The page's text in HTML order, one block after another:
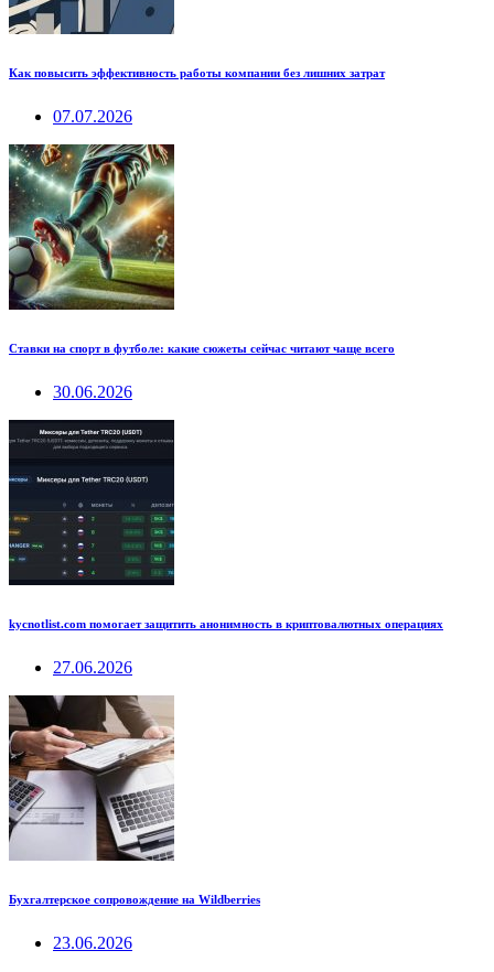
Как повысить эффективность работы компании без лишних затрат
07.07.2026
Ставки на спорт в футболе: какие сюжеты сейчас читают чаще всего
30.06.2026
kycnotlist.com помогает защитить анонимность в криптовалютных операциях
27.06.2026
Бухгалтерское сопровождение на Wildberries
23.06.2026